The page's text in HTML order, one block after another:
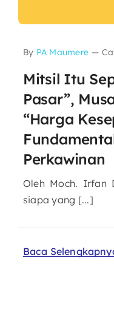
By PA Maumere —
Mitsil Itu
Pasar”,
“Harga
Perkawinan
Oleh Moch. Irfan
siapa yang [...]
Baca